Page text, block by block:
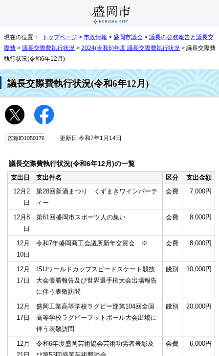
現在の位置： トップページ > 市政情報 > 盛岡市議会 > 議長の公務報告と議長交
際費 > 議長交際費執行状況 > 2024(令和6)年度 議長交際費執行状況 > 議長交際費
執行状況(令和6年12月)
議長交際費執行状況(令和6年12月)
広報ID1050176 更新日 令和7年1月14日
議長交際費執行状況(令和6年12月)の一覧
支出日
支出件名 区分
支出金額
12月2
日
第28回新酒まつり くずまきワインパーテ
ィー
会費 7,000円
12月8
日
第61回盛岡市スポーツ人の集い 会費 8,000円
12月
10日
令和7年盛岡商工会議所新年交賀会 ※ 会費 8,000円
12月
17日
ISUワールドカップスピードスケート競技
大会優勝報告及び世界選手権大会出場報告
に伴う表敬訪問
餞別 10,000円
12月
17日
盛岡工業高等学校ラグビー部第104回全国
高等学校ラグビーフットボール大会出場に
伴う表敬訪問
餞別 20,000円
12月
21日
令和6年度盛岡芸術協会芸術功労者表彰及
び第53回盛岡芸術懇談会
会費 6,000円